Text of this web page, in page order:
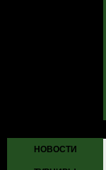
НОВОСТИ